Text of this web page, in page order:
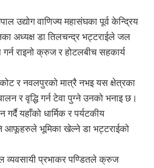
उद्योग वाणिज्य महासंघका पूर्व केन्द्रिय
अध्यक्ष डा तिलचन्द्र भट्टराईले जल
राइनो क्रुज र होटलबीच सहकार्य
र नवलपुरको मात्रै नभइ यस क्षेत्रका
र वृद्धि गर्न टेवा पुग्ने उनको भनाइ छ।
यहाँको धार्मिक र पर्यटकीय
आफूहरुले भूमिका खेल्ने डा भट्टराईको
प्रभाकर पण्डितले क्रुज